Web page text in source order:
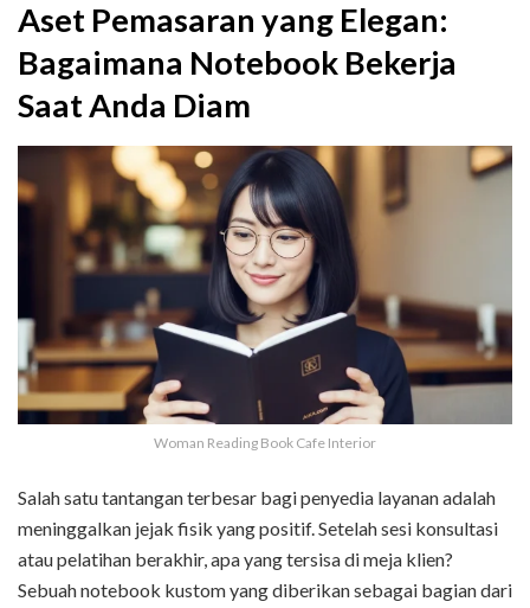
Aset Pemasaran yang Elegan:
Bagaimana Notebook Bekerja
Saat Anda Diam
Woman Reading Book Cafe Interior
Salah satu tantangan terbesar bagi penyedia layanan adalah
meninggalkan jejak fisik yang positif. Setelah sesi konsultasi
atau pelatihan berakhir, apa yang tersisa di meja klien?
Sebuah notebook kustom yang diberikan sebagai bagian dari